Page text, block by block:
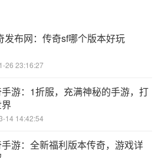
发布网：传奇sf哪个版本好玩
26 23:16:27
游：1折服，充满神秘的手游，打
14 14:42:54
游：全新福利版本传奇，游戏详